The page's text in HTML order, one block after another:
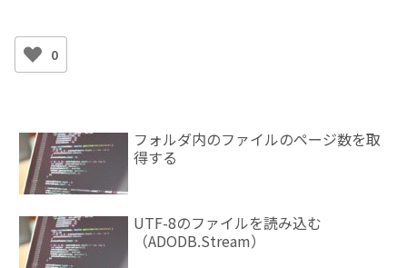
0
フォルダ内のファイルのページ数を取
得する
UTF-8のファイルを読み込む
（ADODB.Stream）